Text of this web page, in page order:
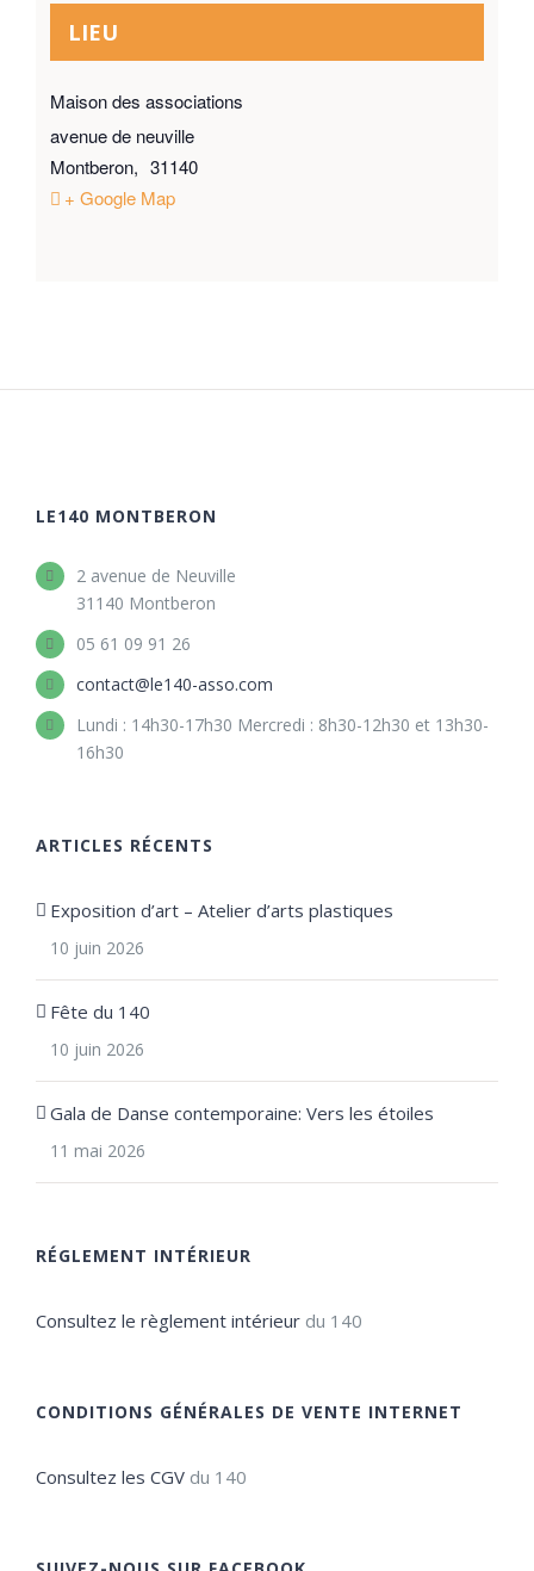
LIEU
Maison des associations
avenue de neuville
Montberon, 31140
+ Google Map
LE140 MONTBERON
2 avenue de Neuville
31140 Montberon
05 61 09 91 26
contact@le140-asso.com
Lundi : 14h30-17h30 Mercredi : 8h30-12h30 et 13h30-
16h30
ARTICLES RÉCENTS
Exposition d’art – Atelier d’arts plastiques
10 juin 2026
Fête du 140
10 juin 2026
Gala de Danse contemporaine: Vers les étoiles
11 mai 2026
RÉGLEMENT INTÉRIEUR
Consultez le règlement intérieur du 140
CONDITIONS GÉNÉRALES DE VENTE INTERNET
Consultez les CGV du 140